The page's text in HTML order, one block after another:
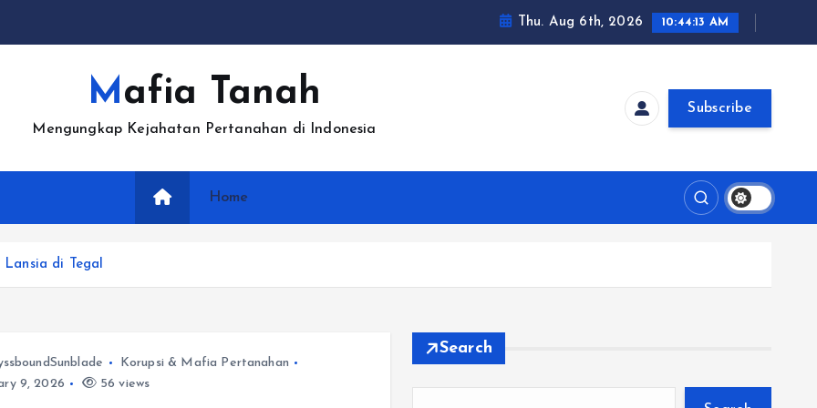
Thu. Aug 6th, 2026 10:44:14 AM
Mafia Tanah
Mengungkap Kejahatan Pertanahan di Indonesia
Subscribe
Home
di Tegal
Korupsi & Mafia Pertanahan
9, 2026
56 views
Search